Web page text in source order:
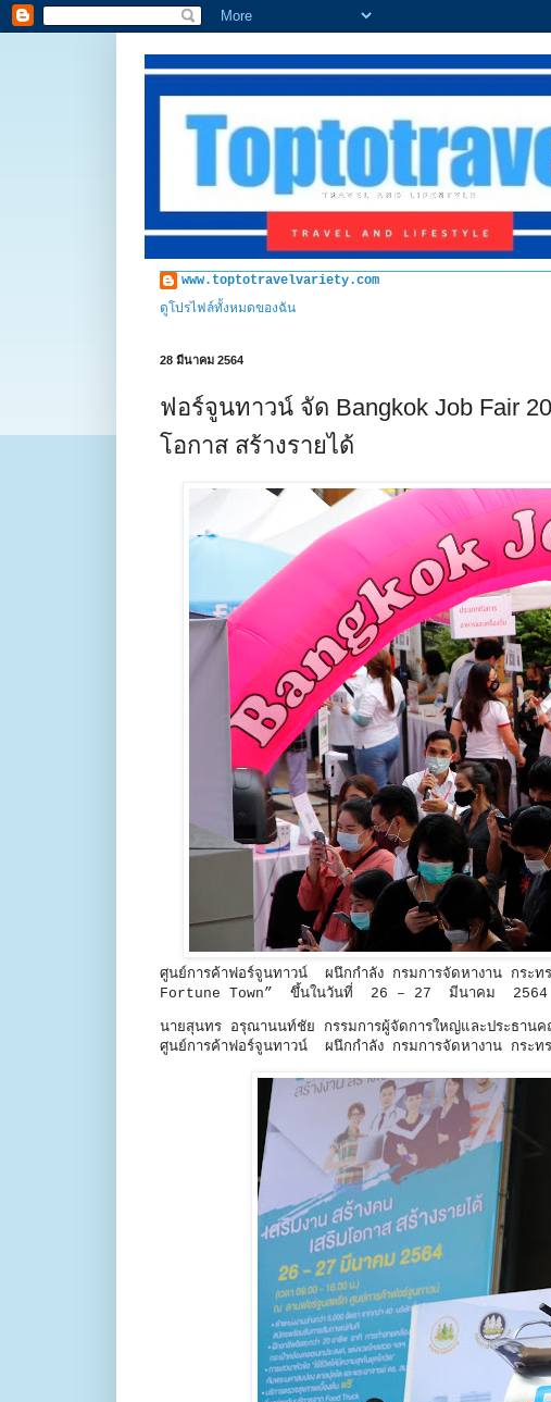
www.toptotravelvariety.com
ดูโปรไฟล์ทั้งหมดของฉัน
28 มีนาคม 2564
ฟอร์จูนทาวน์ จัด Bangkok Job Fair
โอกาส สร้างรายได้
ศูนย์การค้าฟอร์จูนทาวน์ ผนึกกำลัง กรมการจัดหางาน กร
Fortune Town” ขึ้นในวันที่ 26 – 27 มีนาคม
นายสุนทร อรุณานนท์ชัย กรรมการผู้จัดการใหญ่และประธา
ศูนย์การค้าฟอร์จูนทาวน์ ผนึกกำลัง กรมการจัดหางาน กระท